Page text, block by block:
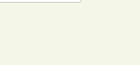
てください